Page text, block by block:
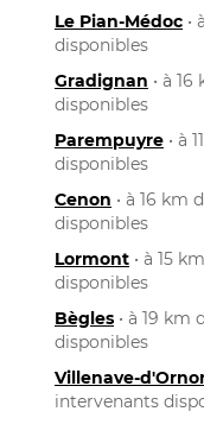
Le Pian-Médoc •
disponibles
Gradignan • à
disponibles
Parempuyre • à
disponibles
Cenon • à 16 km
disponibles
Lormont • à 15
disponibles
Bègles • à 19 km
disponibles
Villenave-
intervenants